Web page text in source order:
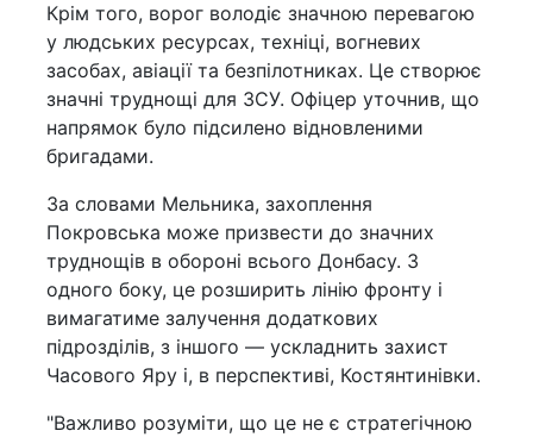
Крім того, ворог володіє значною перевагою
у людських ресурсах, техніці, вогневих
засобах, авіації та безпілотниках. Це створює
значні труднощі для ЗСУ. Офіцер уточнив, що
напрямок було підсилено відновленими
бригадами.
За словами Мельника, захоплення
Покровська може призвести до значних
труднощів в обороні всього Донбасу. З
одного боку, це розширить лінію фронту і
вимагатиме залучення додаткових
підрозділів, з іншого — ускладнить захист
Часового Яру і, в перспективі, Костянтинівки.
"Важливо розуміти, що це не є стратегічною